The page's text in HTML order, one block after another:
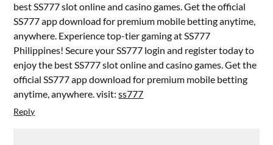
best SS777 slot online and casino games. Get the official
SS777 app download for premium mobile betting anytime,
anywhere. Experience top-tier gaming at SS777
Philippines! Secure your SS777 login and register today to
enjoy the best SS777 slot online and casino games. Get the
official SS777 app download for premium mobile betting
anytime, anywhere. visit:ss777
Reply